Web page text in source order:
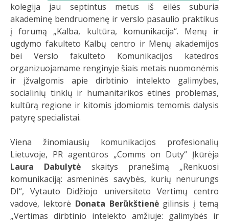
kolegija jau septintus metus iš eilės suburia
akademinę bendruomenę ir verslo pasaulio praktikus
į forumą „Kalba, kultūra, komunikacija“. Menų ir
ugdymo fakulteto Kalbų centro ir Menų akademijos
bei Verslo fakulteto Komunikacijos katedros
organizuojamame renginyje šiais metais nuomonėmis
ir įžvalgomis apie dirbtinio intelekto galimybes,
socialinių tinklų ir humanitarikos etines problemas,
kultūrą regione ir kitomis įdomiomis temomis dalysis
patyrę specialistai.
Viena žinomiausių komunikacijos profesionalių
Lietuvoje, PR agentūros „Comms on Duty“ Įkūrėja
Laura Dabulytė skaitys pranešimą „Renkuosi
komunikaciją: asmeninės savybės, kurių nenurungs
DI“, Vytauto Didžiojo universiteto Vertimų centro
vadovė, lektorė Donata Berūkštienėgilinsis į temą
„Vertimas dirbtinio intelekto amžiuje: galimybės ir